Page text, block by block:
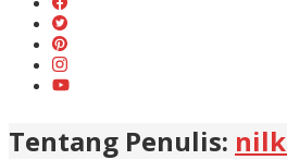
Tentang Penulis: